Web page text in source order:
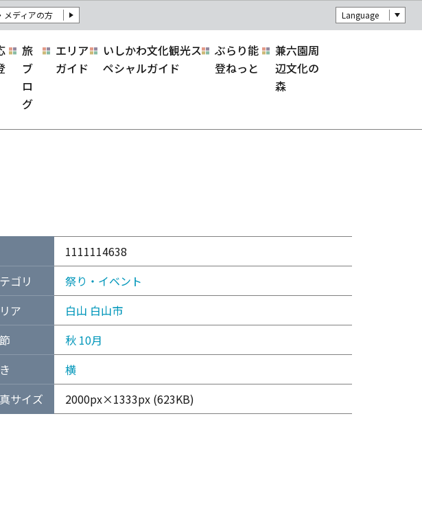
メディアの方 Language
旅
ブ
ロ
グ
エリア
ガイド
いしかわ文化観光ス
ペシャルガイド
ぶらり能
登ねっと
兼六園周
辺文化の
森
1111114638
ゴリ
祭り・イベント
ア
白山 白山市
秋 10月
横
サイズ
2000px×1333px (623KB)